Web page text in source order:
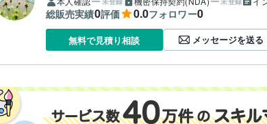
総販売実績0評価 0.0フォロワー0
無料で見積り相談 メッセージを送る